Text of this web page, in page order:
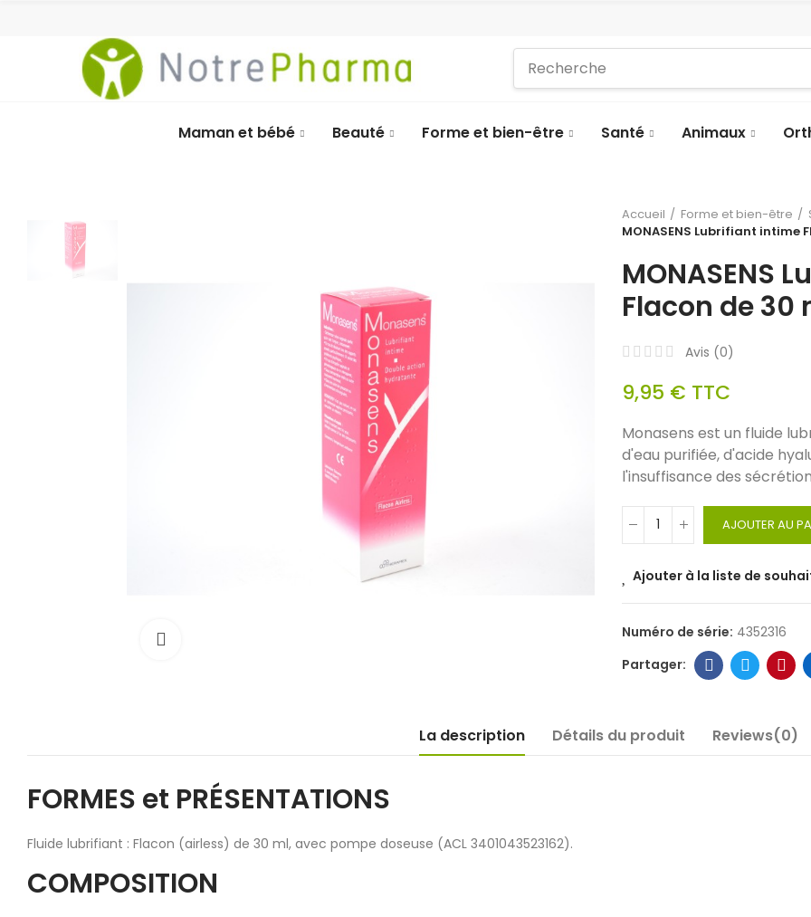
Maman et bébé Beauté Forme et bien-être Santé Animaux
Accueil Forme et bien-être
MONASENS Lubrifiant intime
MONASENS
Flacon de 30
Avis (0)
9,95 € TTC
Monasens est un fluide
d'eau purifiée, d'acide
l'insuffisance des
AJOUTER AU
Ajouter à la liste de
Numéro de série: 4352316
La description Détails du produit Reviews(0)
FORMES et PRÉSENTATIONS
Fluide lubrifiant : Flacon (airless) de 30 ml, avec pompe doseuse (ACL 3401043523162).
COMPOSITION